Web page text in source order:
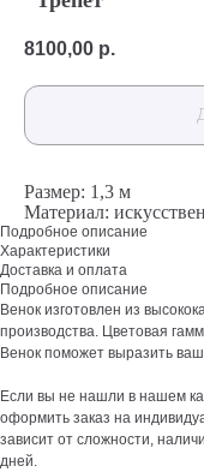
8100,00 р.
Размер: 1,3 м
Материал:
Подробное описание
Характеристики
Доставка и оплата
Подробное описание
Венок изготовлен из
производства. Цветовая
Венок поможет выразить
Если вы не нашли в нашем
оформить заказ на
зависит от сложности,
дней.